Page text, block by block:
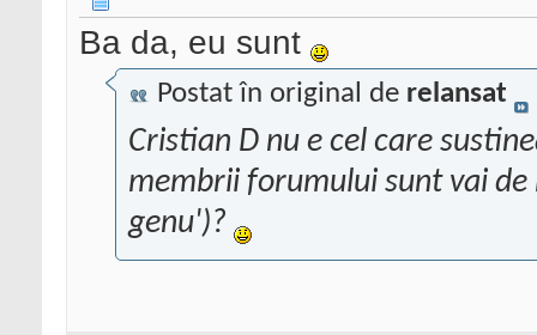
Ba da, eu sunt
Postat în original de relansat
Cristian D nu e cel care
membrii forumului sunt vai
genu')?